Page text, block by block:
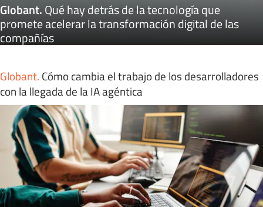
Globant.Qué hay detrás de la tecnología que
promete acelerar la transformación digital de las
compañías
Globant. Cómo cambia el trabajo de los desarrolladores
con la llegada de la IA agéntica